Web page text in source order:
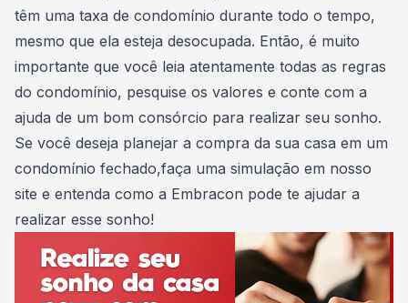
têm uma taxa de condomínio durante todo o tempo,
mesmo que ela esteja desocupada. Então, é muito
importante que você leia atentamente todas as regras
do condomínio, pesquise os valores e conte com a
ajuda de um bom consórcio para realizar seu sonho.
Se você deseja planejar a compra da sua casa em um
condomínio fechado,faça uma simulação em nosso
site e entenda como a Embracon pode te ajudar a
realizar esse sonho!